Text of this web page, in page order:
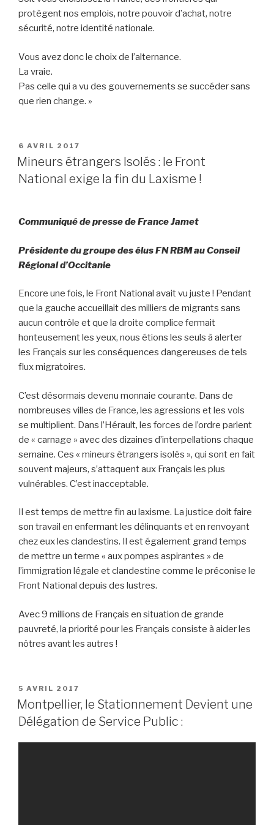
protègent nos emplois, notre pouvoir d’achat, notre
sécurité, notre identité nationale.
Vous avez donc le choix de l’alternance.
La vraie.
Pas celle qui a vu des gouvernements se succéder sans
que rien change. »
PUBLIÉ
LE
6 AVRIL 2017
Mineurs étrangers Isolés : le Front
National exige la fin du Laxisme !
Communiqué de presse de France Jamet
Présidente du groupe des élus FN RBM au Conseil
Régional d’Occitanie
Encore une fois, le Front National avait vu juste ! Pendant
que la gauche accueillait des milliers de migrants sans
aucun contrôle et que la droite complice fermait
honteusement les yeux, nous étions les seuls à alerter
les Français sur les conséquences dangereuses de tels
flux migratoires.
C’est désormais devenu monnaie courante. Dans de
nombreuses villes de France, les agressions et les vols
se multiplient. Dans l’Hérault, les forces de l’ordre parlent
de « carnage » avec des dizaines d’interpellations chaque
semaine. Ces « mineurs étrangers isolés », qui sont en fait
souvent majeurs, s’attaquent aux Français les plus
vulnérables. C’est inacceptable.
Il est temps de mettre fin au laxisme. La justice doit faire
son travail en enfermant les délinquants et en renvoyant
chez eux les clandestins. Il est également grand temps
de mettre un terme « aux pompes aspirantes » de
l’immigration légale et clandestine comme le préconise le
Front National depuis des lustres.
Avec 9 millions de Français en situation de grande
pauvreté, la priorité pour les Français consiste à aider les
nôtres avant les autres !
PUBLIÉ
LE
5 AVRIL 2017
Montpellier, le Stationnement Devient une
Délégation de Service Public :